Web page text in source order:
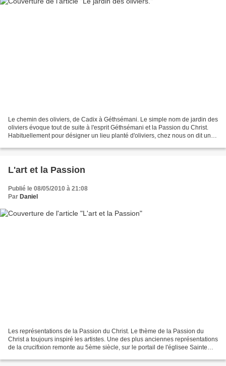
Le chemin des oliviers, de Cadix à Géthsémani. Le simple nom de jardin des
oliviers évoque tout de suite à l'esprit Géthsémani et la Passion du Christ.
Habituellement pour désigner un lieu planté d'oliviers, chez nous on dit une
L'art et la Passion
Publié le 08/05/2010 à 21:08
Par Daniel
Les représentations de la Passion du Christ. Le thème de la Passion du
Christ a toujours inspiré les artistes. Une des plus anciennes représentations
de la crucifixion remonte au 5ème siècle, sur le portail de l'églisee Sainte